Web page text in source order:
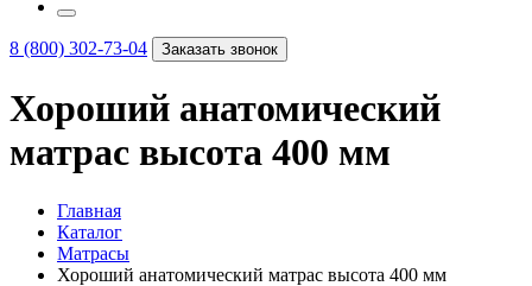
8 (800) 302-73-04 Заказать звонок
Хороший анатомический
матрас высота 400 мм
Главная
Каталог
Матрасы
Хороший анатомический матрас высота 400 мм